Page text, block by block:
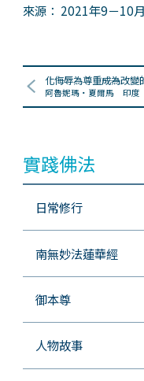
來源： 2021年9－10
化侮辱為尊重――成為改
阿魯妮瑪・夏爾馬 印度
實踐佛法
日常修行
南無妙法蓮華經
御本尊
人物故事